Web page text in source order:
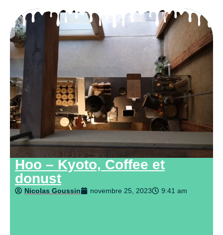
Hoo – Kyoto, Coffee et
donust
Nicolas Goussin novembre 25, 2023 9:41 am